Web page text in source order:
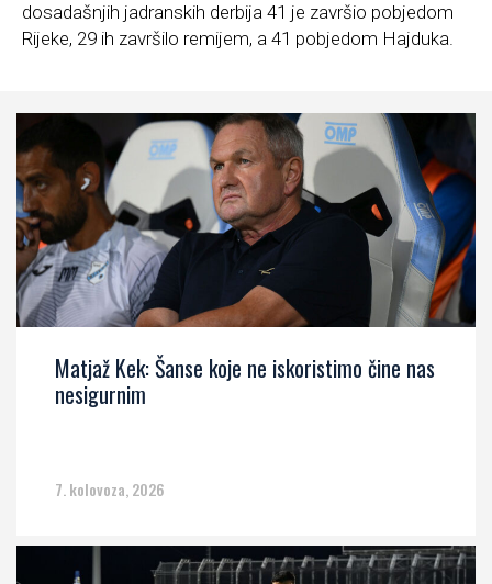
dosadašnjih jadranskih derbija 41 je završio pobjedom
Rijeke, 29 ih završilo remijem, a 41 pobjedom Hajduka.
Matjaž Kek: Šanse koje ne iskoristimo čine nas
nesigurnim
7. kolovoza, 2026